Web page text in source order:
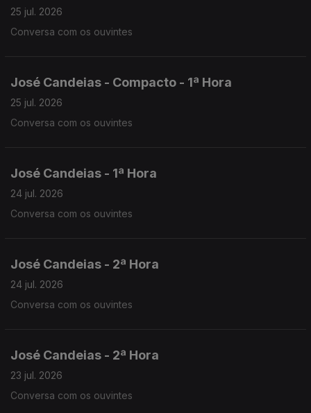
25 jul. 2026
Conversa com os ouvintes
José Candeias - Compacto - 1ª Hora
25 jul. 2026
Conversa com os ouvintes
José Candeias - 1ª Hora
24 jul. 2026
Conversa com os ouvintes
José Candeias - 2ª Hora
24 jul. 2026
Conversa com os ouvintes
José Candeias - 2ª Hora
23 jul. 2026
Conversa com os ouvintes